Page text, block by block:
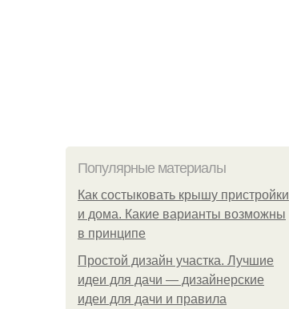
Популярные материалы
Как состыковать крышу пристройки
и дома. Какие варианты возможны
в принципе
Простой дизайн участка. Лучшие
идеи для дачи — дизайнерские
идеи для дачи и правила